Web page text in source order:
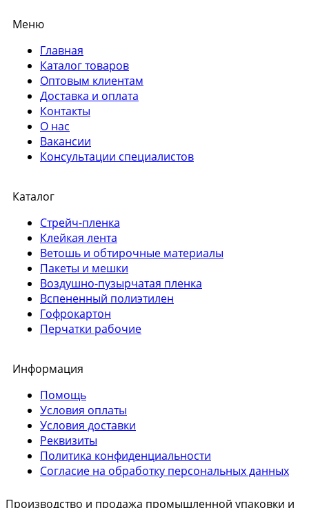
Меню
Главная
Каталог товаров
Оптовым клиентам
Доставка и оплата
Контакты
О нас
Вакансии
Консультации специалистов
Каталог
Стрейч-пленка
Клейкая лента
Ветошь и обтирочные материалы
Пакеты и мешки
Воздушно-пузырчатая пленка
Вспененный полиэтилен
Гофрокартон
Перчатки рабочие
Информация
Помощь
Условия оплаты
Условия доставки
Реквизиты
Политика конфиденциальности
Согласие на обработку персональных данных
Производство и продажа промышленной упаковки и